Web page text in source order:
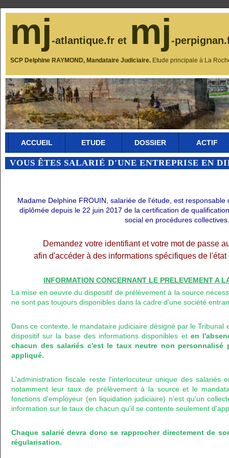
mj-atlantique.fr et mj-
SCP Delphine RAYMOND, Mandataire Judiciaire. Etude principale à La
ACCUEIL ETUDE DOSSIER ACTIF
VOUS ÊTES SALARIÉ D'UNE ENTREPRISE EN
Madame Delphine FROUIN, salariée de l'étude, est
diplômée depuis le 22 juin 2017 de la certification de
social en procédures collectives.
Demandez votre identifiant et votre mot de passe
afin d'accéder à des informations spécifiques de
INFORMATION CONCERNANT LE PRELEVEMENT A
La mise en oeuvre du dispositif de prélèvement à la source
ne sont pas toujours disponibles dans la cadre d'une société
Dans ce contexte, le mandataire judiciaire désigné par le Tribunal
dispositif sur la base des informations disponibles et en
chacun des salariés c'est le taux neutre non personnalisé
appliqué.
L'administration fiscale reste l'interlocuteur unique des salariés
notamment leur taux de prélèvement à la source et le
fonctions d'employeur (en liquidation judiciaire) n'est qu'un
information sur le taux de chacun qu'il se contente seulement
Chaque salarié devra donc se rapprocher directement de
régularisation.